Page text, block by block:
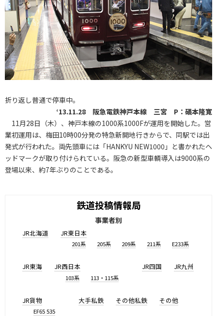
折り返し普通で停車中。
‘13.11.28 阪急電鉄神戸本線 三宮 P：礒本隆寛
11月28日（木）、神戸本線の1000系1000Fが運用を開始した。営
業初運用は、梅田10時00分発の特急新開地行きからで、同駅では出
発式が行われた。両先頭車には「HANKYU NEW1000」と書かれたヘ
ッドマークが取り付けられている。阪急の新型車輌導入は9000系の
登場以来、約7年ぶりのことである。
鉄道投稿情報局
事業者別
JR北海道 JR東日本
201系 205系 209系 211系 E233系
JR東海 JR西日本
103系 113・115系
JR四国 JR九州
JR貨物
EF65 535
大手私鉄 その他私鉄 その他